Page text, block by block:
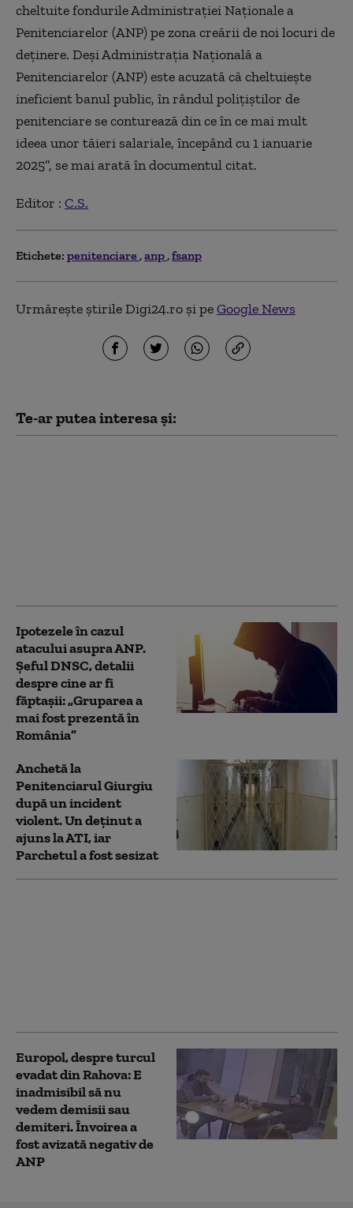
cheltuite fondurile Administraţiei Naţionale a
Penitenciarelor (ANP) pe zona creării de noi locuri de
deţinere. Deşi Administraţia Naţională a
Penitenciarelor (ANP) este acuzată că cheltuieşte
ineficient banul public, în rândul poliţiştilor de
penitenciare se conturează din ce în ce mai mult
ideea unor tăieri salariale, începând cu 1 ianuarie
2025”, se mai arată în documentul citat.
Editor : C.S.
Etichete: penitenciare anp fsanp
Urmărește știrile Digi24.ro și peGoogle News
Te-ar putea interesa și:
Ipotezele în cazul
atacului asupra ANP.
Șeful DNSC, detalii
despre cine ar fi
făptașii: „Gruparea a
mai fost prezentă în
România”
Anchetă la
Penitenciarul Giurgiu
după un incident
violent. Un deținut a
ajuns la ATI, iar
Parchetul a fost sesizat
Europol, despre turcul
evadat din Rahova: E
inadmisibil să nu
vedem demisii sau
demiteri. Învoirea a
fost avizată negativ de
ANP